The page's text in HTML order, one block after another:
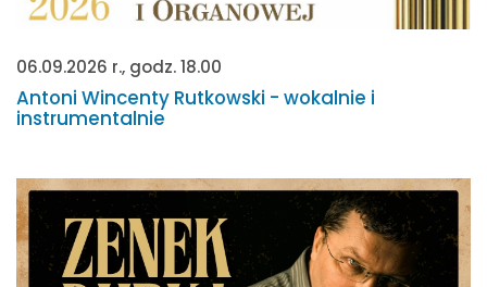
06.09.2026 r., godz. 18.00
Antoni Wincenty Rutkowski - wokalnie i
instrumentalnie